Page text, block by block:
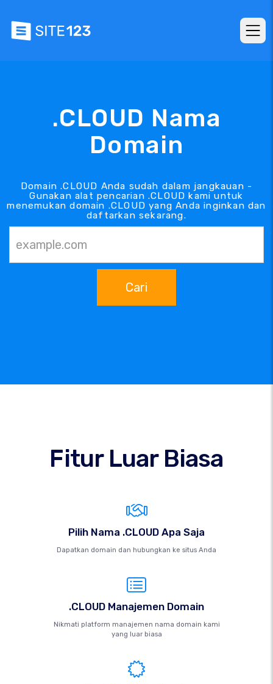
.CLOUD Nama
Domain
Domain .CLOUD Anda sudah dalam jangkauan -
Gunakan alat pencarian .CLOUD kami untuk
menemukan domain .CLOUD yang Anda inginkan dan
daftarkan sekarang.
Cari
Fitur Luar Biasa
Pilih Nama .CLOUD Apa Saja
Dapatkan domain dan hubungkan ke situs Anda
.CLOUD Manajemen Domain
Nikmati platform manajemen nama domain kami
yang luar biasa